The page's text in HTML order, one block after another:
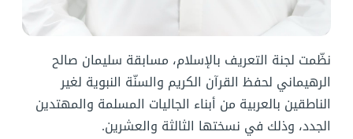
نظّمت لجنة التعريف بالإسلام، مسابقة سليمان صالح
الرهيماني لحفظ القرآن الكريم والسنّة النبوية لغير
الناطقين بالعربية من أبناء الجاليات المسلمة والمهتدين
الجدد، وذلك في نسختها الثالثة والعشرين.